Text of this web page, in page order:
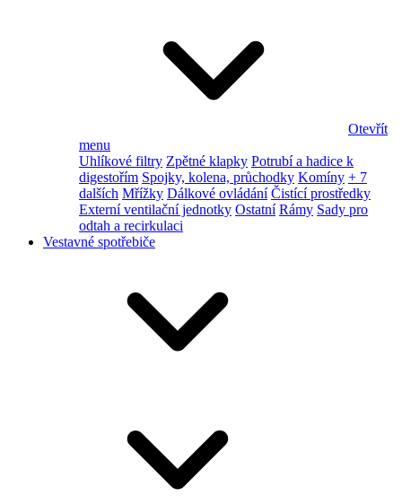
Otevřít
menu
Uhlíkové filtry Zpětné klapky Potrubí a hadice k
digestořím Spojky, kolena, průchodky Komíny + 7
dalších Mřížky Dálkové ovládání Čistící prostředky
Externí ventilační jednotky Ostatní Rámy Sady pro
odtah a recirkulaci
Vestavné spotřebiče